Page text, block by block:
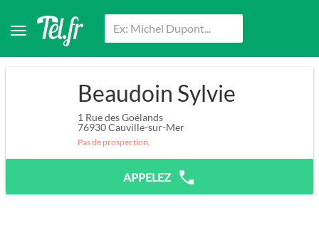
Beaudoin Sylvie
1 Rue des Goélands
76930Cauville-sur-Mer
Pas de prospection.
APPELEZ